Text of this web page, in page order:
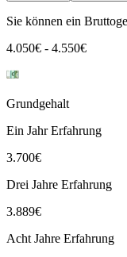
Sie können ein
4.050€ - 4.550€
Grundgehalt
Ein Jahr Erfahrung
3.700€
Drei Jahre Erfahrung
3.889€
Acht Jahre Erfahrung